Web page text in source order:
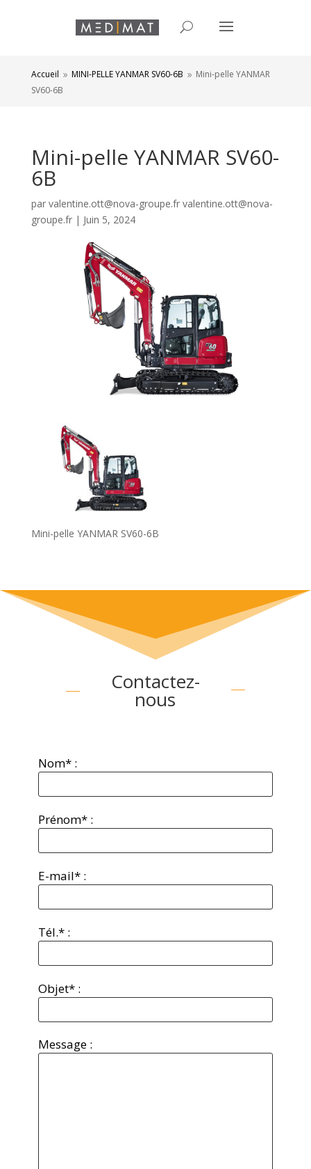
Accueil 9 MINI-PELLE YANMAR SV60-6B 9 Mini-pelle YANMAR
SV60-6B
Mini-pelle YANMAR SV60-
6B
par valentine.ott@nova-groupe.fr valentine.ott@nova-
groupe.fr| Juin 5, 2024
Mini-pelle YANMAR SV60-6B
Contactez-
nous
Nom* :
Prénom* :
E-mail* :
Tél.* :
Objet* :
Message :